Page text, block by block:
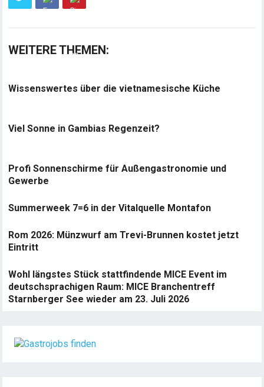
WEITERE THEMEN:
Wissenswertes über die vietnamesische Küche
Viel Sonne in Gambias Regenzeit?
Profi Sonnenschirme für Außengastronomie und
Gewerbe
Summerweek 7=6 in der Vitalquelle Montafon
Rom 2026: Münzwurf am Trevi-Brunnen kostet jetzt
Eintritt
Wohl längstes Stück stattfindende MICE Event im
deutschsprachigen Raum: MICE Branchentreff
Starnberger See wieder am 23. Juli 2026